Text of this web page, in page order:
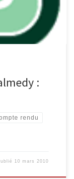
:
rendu
10 mars 2010